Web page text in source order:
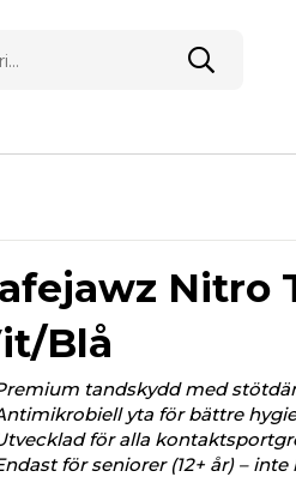
Nitro
Blå
tandskydd med
yta för bättre
för alla
för seniorer (12+ år) –